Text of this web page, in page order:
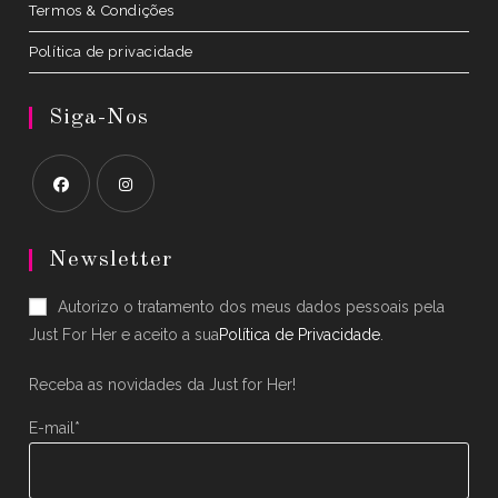
Termos & Condições
Política de privacidade
Siga-Nos
in
new
tab
in
new
tab
Newsletter
Autorizo o tratamento dos meus dados pessoais pela
Just For Her e aceito a suaPolítica de Privacidade
Receba as novidades da Just for Her!
E-mail*